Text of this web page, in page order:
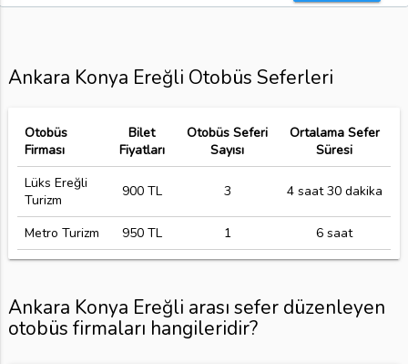
Ankara Konya Ereğli Otobüs Seferleri
Otobüs
Firması
Bilet
Fiyatları
Otobüs Seferi
Sayısı
Ortalama Sefer
Süresi
Lüks Ereğli
Turizm
900 TL 3 4 saat 30 dakika
Metro Turizm 950 TL 1 6 saat
Ankara Konya Ereğli arası sefer düzenleyen
otobüs firmaları hangileridir?